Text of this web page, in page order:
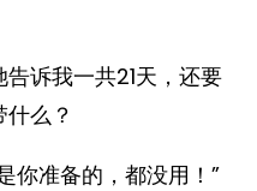
诉我一共21天，还要
么？
你准备的，都没用！”